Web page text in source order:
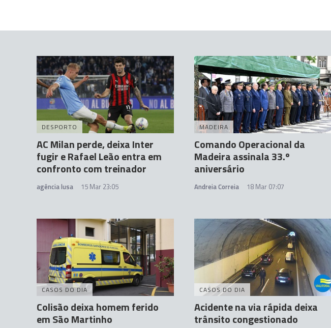
DESPORTO
AC Milan perde, deixa Inter
fugir e Rafael Leão entra em
confronto com treinador
agência lusa 15 Mar 23:05
MADEIRA
Comando Operacional da
Madeira assinala 33.º
aniversário
Andreia Correia 18 Mar 07:07
CASOS DO DIA
Colisão deixa homem ferido
em São Martinho
CASOS DO DIA
Acidente na via rápida deixa
trânsito congestionado